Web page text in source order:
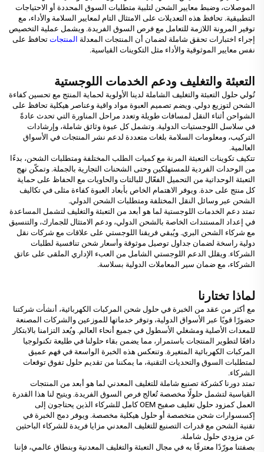
الموصلات، وضبط معايير الشحن لتلبية متطلبات السوق المحددة أو الاحتياجات
التطبيقية. تحافظ هذه التعديلات على الامتثال التام لمعايير السلامة والأداء، مع
توفير المرونة اللازمة للتعامل مع فرص السوق الفريدة. ويشمل عملية التخصيص
إجراء اختبارات تحقق شاملة لضمان أن المنتجات المعدلة المنتجات تحافظ على
نفس معايير الموثوقية والأداء مثل التكوينات القياسية.
التعبئة والتغليف ودعم الخدمات اللوجستية
تُولي حلول التعبئة والتغليف الشاملة لدينا الأولوية لحماية المنتج مع تحسين كفاءة
الشحن لتوزيع دولي. ويضم تصميم العبوة مواد واقية وعناصر هيكلية تحافظ على
الشواحن أثناء النقل لمسافات طويلة وتعدد مراحل المناورة التي تحدث عادةً
في سلاسل اللوجستيات الدولية. وتشمل كل عبوة وثائق شاملة، وإرشادات
التركيب، ومعلومات السلامة بلغات متعددة لدعم نشر المنتجات في الأسواق
العالمية.
تتكيف تكوينات التعبئة المرنة مع كميات الطلب المختلفة ومتطلبات الشحن، بدءًا
من الوحدات الفردية للمستهلكين وحتى الشحنات التجارية بالجملة. وتمكّن نهج
التعبئة الوحداتية من التحميل الفعّال للبالتات والحاويات مع الحفاظ على حماية
كل منتج على حدة. ويوفر الاهتمام الخاص بأبعاد العبوة كفاءة مثلى في تكاليف
الشحن عبر وسائل النقل المختلفة ومتطلبات الشحن الدولي.
تمتد دعم الخدمات اللوجستية لما هو أبعد من التعبئة والتغليف لتشمل المساعدة
في إعداد المستندات الخاصة بالشحن الدولي، ودعم الامتثال للجمارك، والتنسيق
مع شركاء الشحن البري. ويُبقي فريقنا اللوجستي على علاقات مع شركات نقل
دولية راسخة لضمان جداول توصيل موثوقة وأسعار شحن تنافسية لطلبات
الشركاء. ويقلل الدعم اللوجستي الشامل من العبء الإداري الملقى على عاتق
الشركاء، مع ضمان سير المعاملات الدولية بسلاسة.
لماذا تختارنا
مع أكثر من عقد من الخبرة في حلول شحن المركبات الكهربائية، أنشأت شركتنا
حضورًا قويًا عبر الأسواق الدولية، وتوفر خدماتها للموزعين والشركات المصنعة
للمعدات الأصلية ومشغلي الأسطول في جميع أنحاء العالم. ويُعد التزامنا بالابتكار
دافعًا لتطوير المنتجات باستمرار، مما يضمن بقاء حلولنا في طليعة تكنولوجيا
المركبات الكهربائية المتغيرة. وتنعكس هذه الخبرة الواسعة في فهم عميق
لمتطلبات السوق والتحديات التقنية، ما يمكننا من تقديم حلول تفوق توقعات
الشركاء.
تمتد دورنا كشركة تصنيع شاملة للتغليف المعدني لما هو أبعد من المنتجات
القياسية لتشمل حلولًا مخصصة تُعالج فرص السوق الفريدة. ويتيح لنا هذا القدرة
العمل كمزود حلول تغليف صفيح OEM كامل للشركاء الذين يحتاجون إلى
إكسسوارات شحن متخصصة أو حلول هيكلية مخصصة. ويوفر دمج الخبرة في
تقنية الشحن مع قدرات التصنيع للتغليف المعدني مزايا فريدة للشركاء الباحثين
عن مزودي حلول شاملة.
بصفتنا مورّدًا معترفًا به في مجال التعبئة والتغليف المعدنية وبنطاق عالمي، فإننا